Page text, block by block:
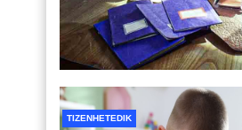
TIZENHETEDIK